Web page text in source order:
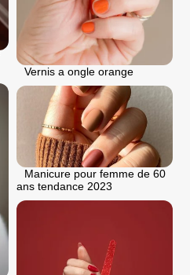
Vernis a ongle orange
Manicure pour femme de 60
ans tendance 2023